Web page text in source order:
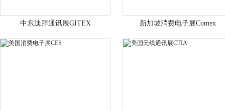
中东迪拜通讯展GITEX 新加坡消费电子展Comex